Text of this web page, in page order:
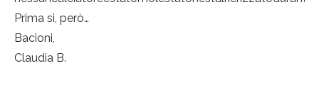
Prima si, però…
Bacioni,
Claudia B.